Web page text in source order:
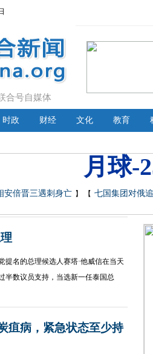
合号自媒体
时政 财经 文化 教育
月球-
安倍晋三遇刺身亡 】 【 七国集团对俄
提名的总理候选人赛塔·他威信在当天
半数议员支持，当选新一任泰国总
疽病，紧急状态至少持